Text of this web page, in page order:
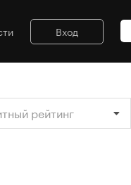
Вход
рейтинг